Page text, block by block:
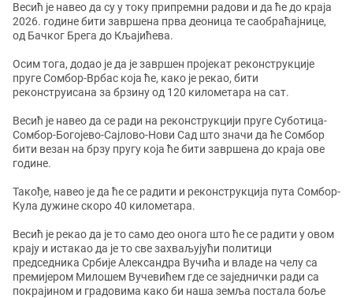
Весић је навео да су у току припремни радови и да ће до краја
2026. године бити завршена прва деоница те саобраћајнице,
од Бачког Брега до Кљајићева.
Осим тога, додао је да је завршен пројекат реконструкције
пруге Сомбор-Врбас која ће, како је рекао, бити
реконструисана за брзину од 120 километара на сат.
Весић је навео да се ради на реконструкцији пруге Суботица-
Сомбор-Богојево-Сајлово-Нови Сад што значи да ће Сомбор
бити везан на брзу пругу која ће бити завршена до краја ове
године.
Такође, навео је да ће се радити и реконструкција пута Сомбор-
Кула дужине скоро 40 километара.
Весић је рекао да је то само део онога што ће се радити у овом
крају и истакао да је то све захваљујући политици
председника Србије Александра Вучића и владе на челу са
премијером Милошем Вучевићем где се заједнички ради са
покрајином и градовима како би наша земља постала боље